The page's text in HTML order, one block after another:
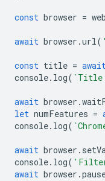
const browser =
await browser .url(
const title =
console. log(
await browser .
let numFeatures =
console. log(
await browser .
console. log(
await browser .